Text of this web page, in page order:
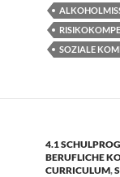
SOZIALE
4.1
BERUFLICHE
CURRICULUM,